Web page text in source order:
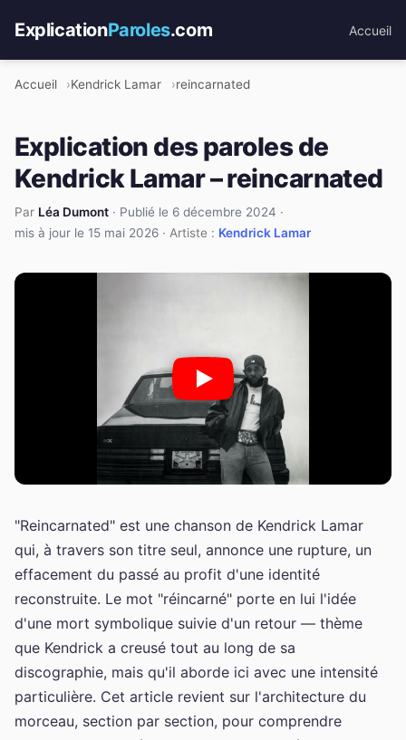
ExplicationParoles.com Accueil
Accueil Kendrick Lamar reincarnated
Explication des paroles de
Kendrick Lamar – reincarnated
Par Léa Dumont · Publié le 6 décembre 2024 ·
mis à jour le 15 mai 2026 · Artiste : Kendrick Lamar
"Reincarnated" est une chanson de Kendrick Lamar
qui, à travers son titre seul, annonce une rupture, un
effacement du passé au profit d'une identité
reconstruite. Le mot "réincarné" porte en lui l'idée
d'une mort symbolique suivie d'un retour — thème
que Kendrick a creusé tout au long de sa
discographie, mais qu'il aborde ici avec une intensité
particulière. Cet article revient sur l'architecture du
morceau, section par section, pour comprendre